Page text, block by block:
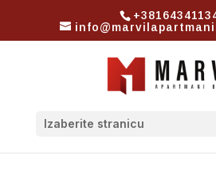
Izaberite stranicu